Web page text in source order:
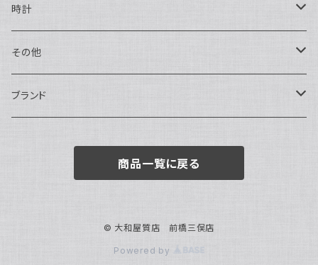
ハンドバッグ・ポーチ
トートバッグ
バックパック・リュックサック
ボストンバッグ
ネックレス
指輪
ピアス・イヤリング
チャーム・キーホルダー
時計
アナログ・機械式
アナログ・クォーツ
その他
ペン・万年筆
ブランド
BOTTEGA VENETA
商品一覧に戻る
© 大和屋質店 前橋三俣店
Powered by